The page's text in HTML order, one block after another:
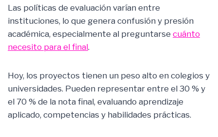
Las políticas de evaluación varían entre
instituciones, lo que genera confusión y presión
académica, especialmente al preguntarse cuánto
necesito para el final.
Hoy, los proyectos tienen un peso alto en colegios y
universidades. Pueden representar entre el 30 % y
el 70 % de la nota final, evaluando aprendizaje
aplicado, competencias y habilidades prácticas.